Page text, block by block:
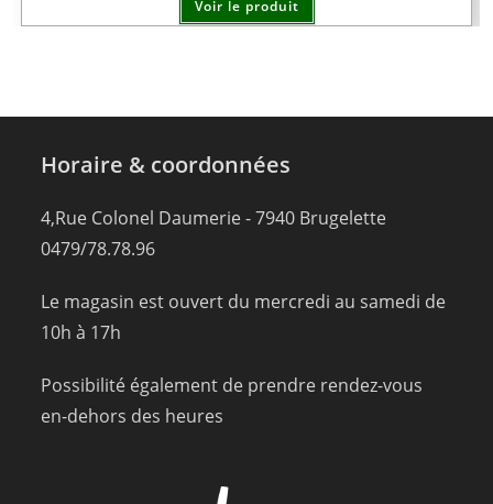
Voir le produit
Horaire & coordonnées
4,Rue Colonel Daumerie - 7940 Brugelette
0479/78.78.96
Le magasin est ouvert du mercredi au samedi de
10h à 17h
Possibilité également de prendre rendez-vous
en-dehors des heures